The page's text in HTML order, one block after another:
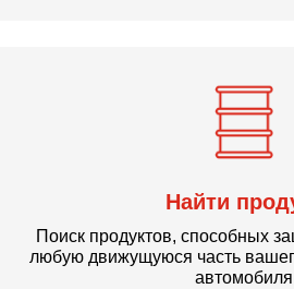
Найти
Поиск продуктов, способных
любую движущуюся часть
автомобиля